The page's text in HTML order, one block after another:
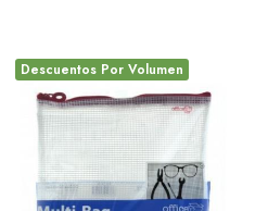
Descuentos Por Volumen